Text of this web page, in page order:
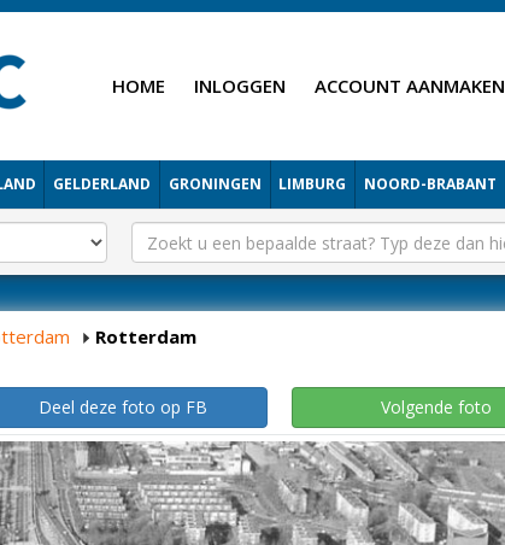
HOME INLOGGEN ACCOUNT AANMAKEN
GELDERLAND GRONINGEN LIMBURG NOORD-BRABANT
Rotterdam
Deel deze foto op FB Volgende foto